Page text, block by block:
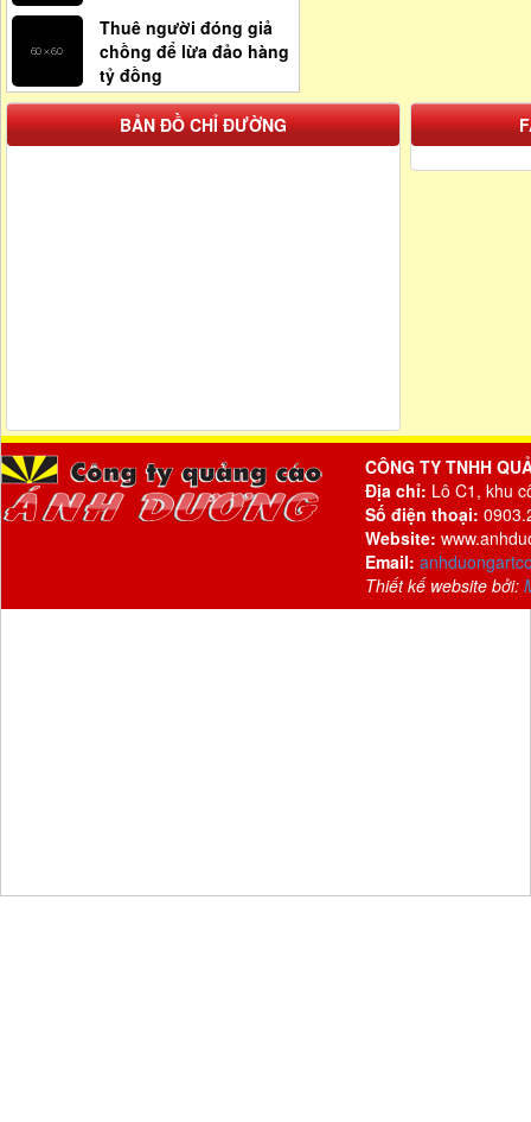
Thuê người đóng giả
chồng để lừa đảo hàng
tỷ đồng
BẢN ĐỒ CHỈ ĐƯỜNG
CÔNG TY TNHH
Địa chỉ: Lô C1, khu
Số điện thoại:
Website:
Email:
Thiết kế website bởi: